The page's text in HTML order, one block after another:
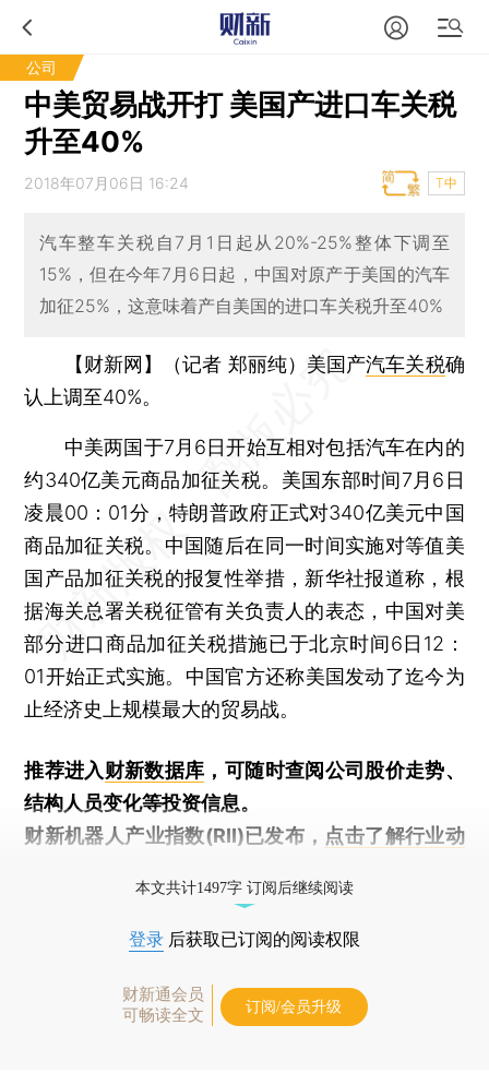
公司
中美贸易战开打 美国产进口车关税
升至40%
2018年07月06日 16:24 T中
汽车整车关税自7月1日起从20%-25%整体下调至
15%，但在今年7月6日起，中国对原产于美国的汽车
加征25%，这意味着产自美国的进口车关税升至40%
【财新网】（记者 郑丽纯） 美国产汽车关税确
认上调至40%。
中美两国于7月6日开始互相对包括汽车在内的
约340亿美元商品加征关税。美国东部时间7月6日
凌晨00：01分，特朗普政府正式对340亿美元中国
商品加征关税。中国随后在同一时间实施对等值美
国产品加征关税的报复性举措，新华社报道称，根
据海关总署关税征管有关负责人的表态，中国对美
部分进口商品加征关税措施已于北京时间6日12：
01开始正式实施。中国官方还称美国发动了迄今为
止经济史上规模最大的贸易战。
推荐进入财新数据库 ，可随时查阅公司股价走势、
结构人员变化等投资信息。
财新机器人产业指数(RII)已发布， 点击了解行业动
本文共计1497字 订阅后继续阅读
登录 后获取已订阅的阅读权限
财新通会员
可畅读全文
订阅/会员升级